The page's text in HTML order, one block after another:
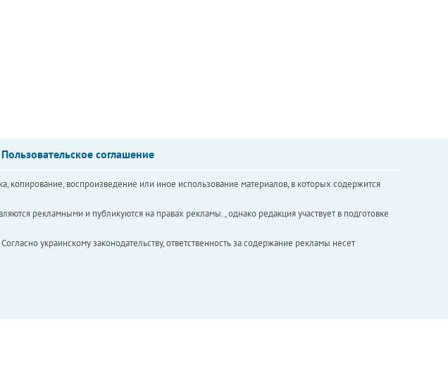
Пользовательское соглашение
копирование, воспроизведение или иное использование материалов, в которых содержится
рекламными и публикуются на правах рекламы. , однако редакция участвует в подготовке
украинскому законодательству, ответственность за содержание рекламы несет